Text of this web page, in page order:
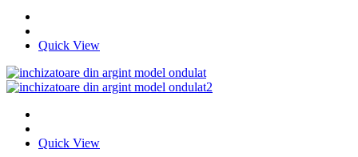
Quick View
Quick View